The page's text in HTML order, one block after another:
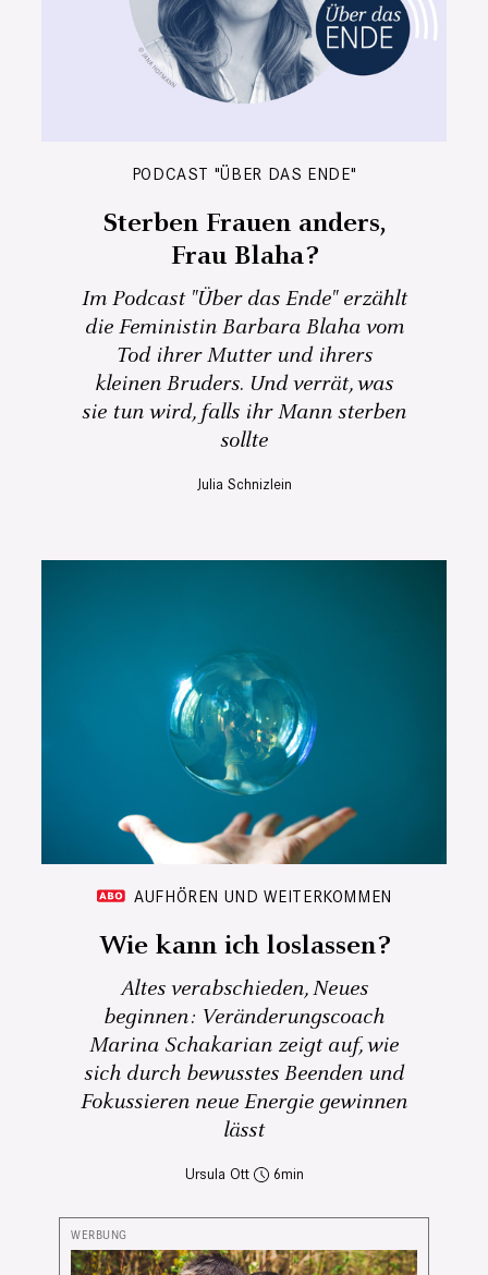
PODCAST "ÜBER DAS ENDE"
Sterben Frauen anders,
Frau Blaha?
Im Podcast "Über das Ende" erzählt
die Feministin Barbara Blaha vom
Tod ihrer Mutter und ihrers
kleinen Bruders. Und verrät, was
sie tun wird, falls ihr Mann sterben
sollte
Julia Schnizlein
AUFHÖREN UND WEITERKOMMEN
Wie kann ich loslassen?
Altes verabschieden, Neues
beginnen: Veränderungscoach
Marina Schakarian zeigt auf, wie
sich durch bewusstes Beenden und
Fokussieren neue Energie gewinnen
lässt
Ursula Ott 6